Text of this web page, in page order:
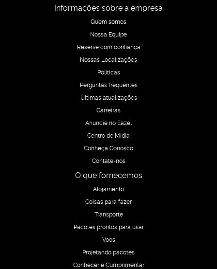
Informações sobre a empresa
Quem somos
Nossa Equipe
Reserve com confiança
Nossas Localizações
Políticas
Perguntas frequentes
Últimas atualizações
Carreiras
Anuncie no Eazel
Centro de Mídia
Conheça Conosco
Contate-nos
O que fornecemos
Alojamento
Coisas para fazer
Transporte
Pacotes prontos para usar
Voos
Projetando pacotes
Conhecer e Cumprimentar